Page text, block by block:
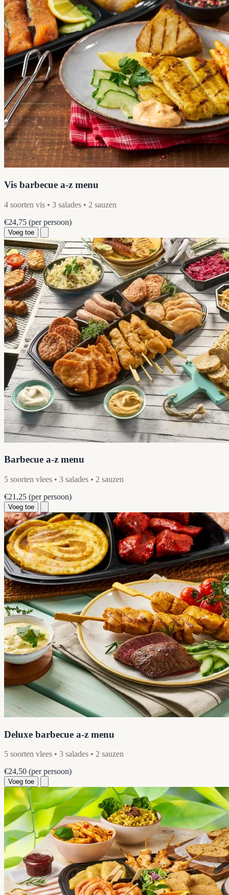
Vis barbecue a-z menu
4 soorten vis • 3 salades • 2 sauzen
€24,75 (per persoon)
Voeg toe
Barbecue a-z menu
5 soorten vlees • 3 salades • 2 sauzen
€21,25 (per persoon)
Voeg toe
Deluxe barbecue a-z menu
5 soorten vlees • 3 salades • 2 sauzen
€24,50 (per persoon)
Voeg toe